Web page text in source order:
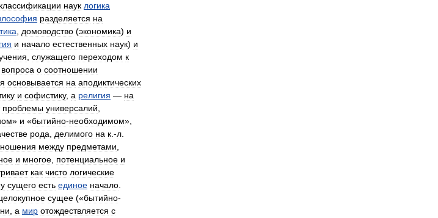
классификации наук логика
разделяется на
домоводство (экономика) и
и начало естественных наук) и
служащего переходом к
вопроса о соотношении
основывается на аподиктических
и софистику, а религия — на
проблемы универсалий
» и «бытийно-необходимом»,
рода делимого на к .-л
между предметами
и многое потенциальное и
как чисто логические
у сущего есть единое начало
сущее («бытийно-
а мир отождествляется с